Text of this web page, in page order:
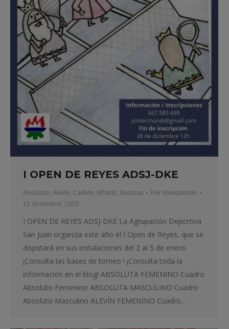
I OPEN DE REYES ADSJ-DKE
Absoluto, Alevín, Cadete, Infantil, Noticias Por Mandarinak
15 diciembre, 2020
I OPEN DE REYES ADSJ-DKE La Agrupación Deportiva
San Juan organiza este año el I Open de Reyes, que se
disputará en sus instalaciones del 2 al 5 de enero.
¡Consulta las bases de torneo ! ¡Consulta toda la
información en el blog! ABSOLUTA FEMENINO Cuadro
Absoluto Femenino ABSOLUTA MASCULINO Cuadro
Absoluto Masculino ALEVÍN FEMENINO Cuadro…